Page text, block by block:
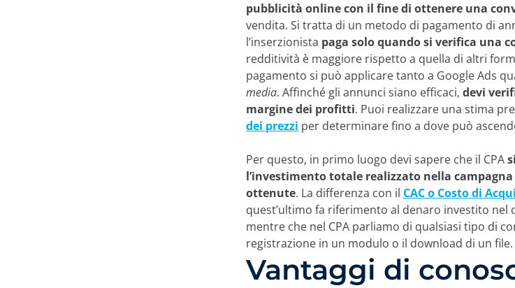
pubblicità online con il fine di ottenere una
vendita. Si tratta di un metodo di pagamento di
l’inserzionista paga solo quando si verifica una
redditività è maggiore rispetto a quella di altri
pagamento si può applicare tanto a Google Ads
media. Affinché gli annunci siano efficaci, devi
margine dei profitti. Puoi realizzare una stima
dei prezzi per determinare fino a dove può
Per questo, in primo luogo devi sapere che il CPA
l’investimento totale realizzato nella
ottenute. La differenza con il CAC o Costo di
quest’ultimo fa riferimento al denaro investito nel
mentre che nel CPA parliamo di qualsiasi tipo di
registrazione in un modulo o il download di un file.
Vantaggi di